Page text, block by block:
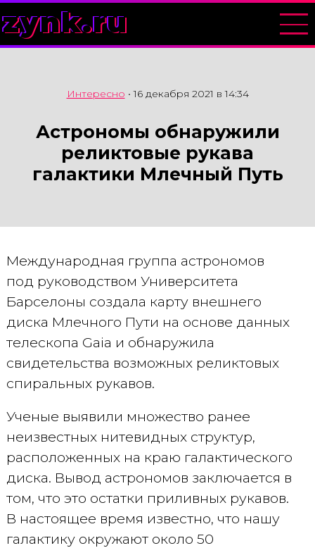
zynk.ru
Интересно •16 декабря 2021 в 14:34
Астрономы обнаружили
реликтовые рукава
галактики Млечный Путь
Международная группа астрономов
под руководством Университета
Барселоны создала карту внешнего
диска Млечного Пути на основе данных
телескопа Gaia и обнаружила
свидетельства возможных реликтовых
спиральных рукавов.
Ученые выявили множество ранее
неизвестных нитевидных структур,
расположенных на краю галактического
диска. Вывод астрономов заключается в
том, что это остатки приливных рукавов.
В настоящее время известно, что нашу
галактику окружают около 50